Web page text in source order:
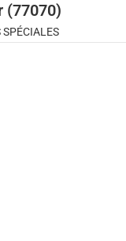
(77070)
SPÉCIALES